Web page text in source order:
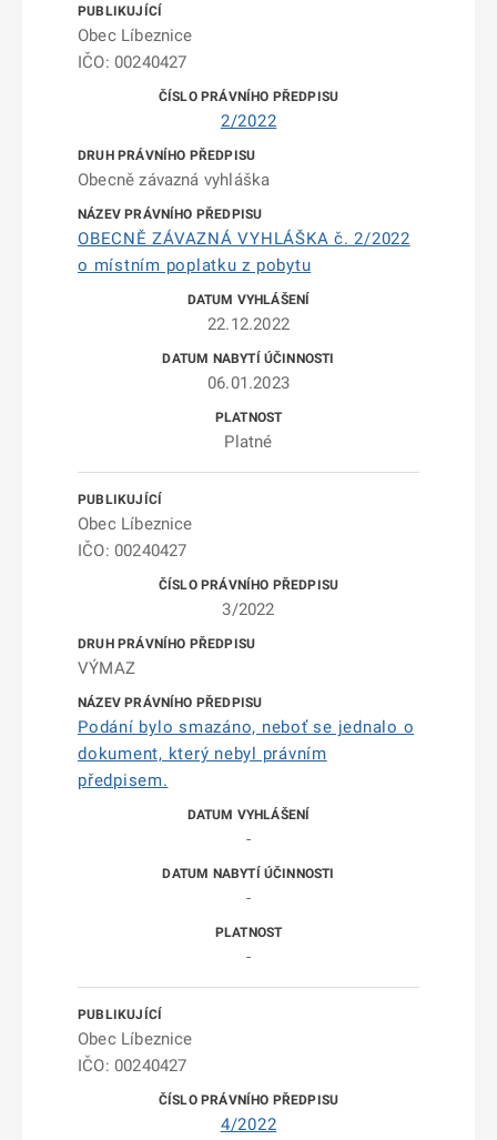
Obec Líbeznice
IČO: 00240427
2/2022
Obecně závazná vyhláška
OBECNĚ ZÁVAZNÁ VYHLÁŠKA č. 2/2022
o místním poplatku z pobytu
22.12.2022
06.01.2023
Platné
Obec Líbeznice
IČO: 00240427
3/2022
VÝMAZ
Podání bylo smazáno, neboť se jednalo o
dokument, který nebyl právním
předpisem.
-
-
-
Obec Líbeznice
IČO: 00240427
4/2022